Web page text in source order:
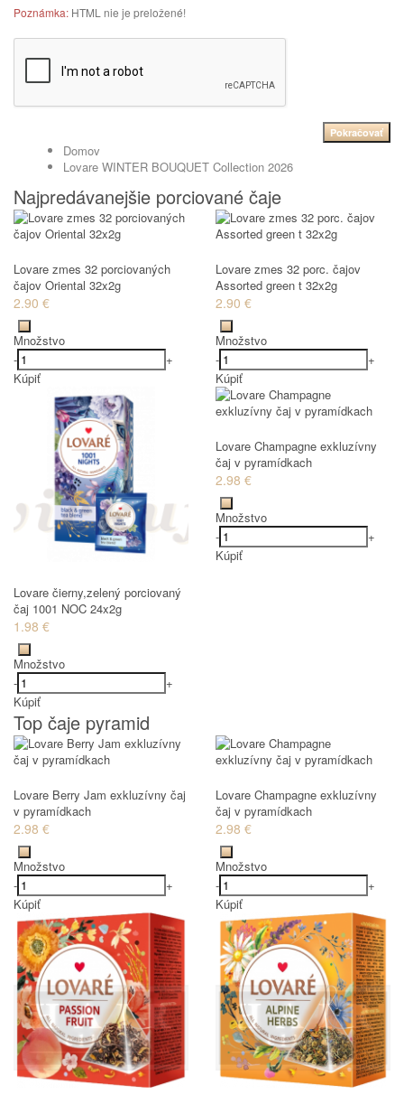
Poznámka: HTML nie je preložené!
Pokračovať
Domov
Lovare WINTER BOUQUET Collection 2026
Najpredávanejšie porciované čaje
Lovare zmes 32 porciovaných
čajov Oriental 32x2g
2.90 €
Množstvo
-
+
Kúpiť
Lovare zmes 32 porc. čajov
Assorted green t 32x2g
2.90 €
Množstvo
-
+
Kúpiť
Lovare čierny,zelený porciovaný
čaj 1001 NOC 24x2g
1.98 €
Množstvo
-
+
Kúpiť
Lovare Champagne exkluzívny
čaj v pyramídkach
2.98 €
Množstvo
-
+
Kúpiť
Top čaje pyramid
Lovare Berry Jam exkluzívny čaj
v pyramídkach
2.98 €
Množstvo
-
+
Kúpiť
Lovare Champagne exkluzívny
čaj v pyramídkach
2.98 €
Množstvo
-
+
Kúpiť